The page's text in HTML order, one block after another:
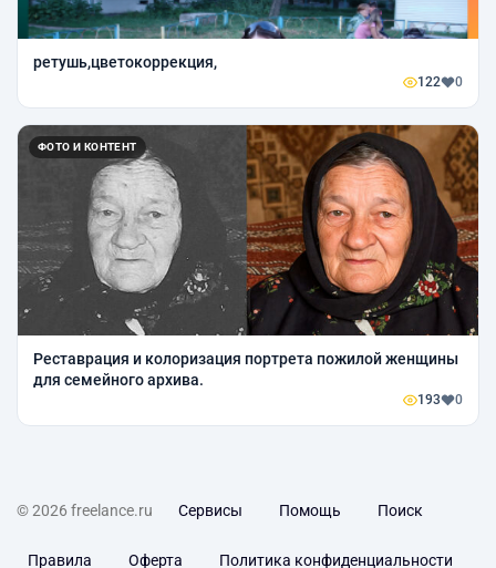
ретушь,цветокоррекция,
122 0
ФОТО И КОНТЕНТ
Реставрация и колоризация портрета пожилой женщины
для семейного архива.
193 0
© 2026 freelance.ru Сервисы Помощь Поиск
Правила Оферта Политика конфиденциальности